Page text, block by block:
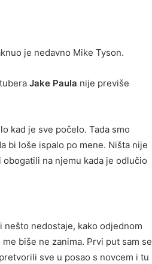
je nedavno Mike Tyson.
Jake Paula nije previše
kad je sve počelo. Tada smo
bi loše ispalo po mene. Ništa nije
na njemu kada je odlučio
nedostaje, kako odjednom
biše ne zanima. Prvi put sam se
sve u posao s novcem i tu